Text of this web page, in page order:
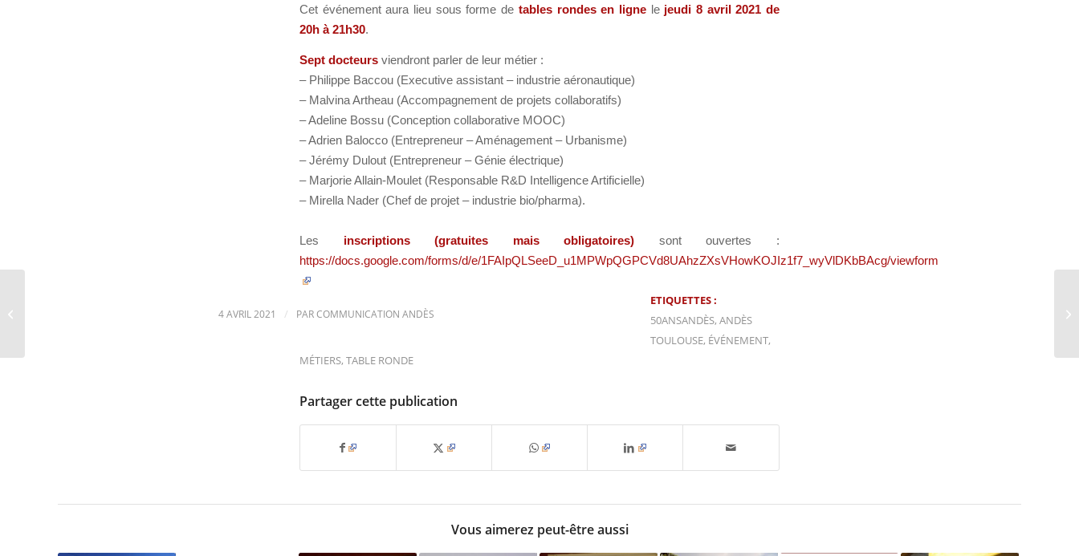
Cet événement aura lieu sous forme de tables rondes en lignele jeudi 8 avril 2021 de
20h à 21h30.
Sept docteurs viendront parler de leur métier :
– Philippe Baccou (Executive assistant – industrie aéronautique)
– Malvina Artheau (Accompagnement de projets collaboratifs)
– Adeline Bossu (Conception collaborative MOOC)
– Adrien Balocco (Entrepreneur – Aménagement – Urbanisme)
– Jérémy Dulout (Entrepreneur – Génie électrique)
– Marjorie Allain-Moulet (Responsable R&D Intelligence Artificielle)
– Mirella Nader (Chef de projet – industrie bio/pharma).
Les inscriptions (gratuites mais obligatoires) sont ouvertes :
https://docs.google.com/forms/d/e/1FAIpQLSeeD_u1MPWpQGPCVd8UAhzZXsVHowKOJIz1f7_wyVlDKbBAcg/viewform
4 AVRIL 2021 / PARCOMMUNICATION ANDÈS
ETIQUETTES :
50ANSANDÈS,ANDÈS
TOULOUSE, ÉVÉNEMENT,
MÉTIERS, TABLE RONDE
Partager cette publication
Vous aimerez peut-être aussi